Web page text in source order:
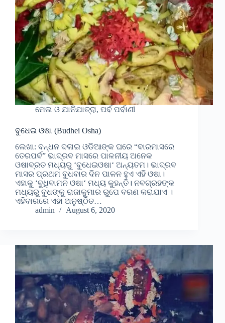
ମେଳା ଓ ଯାନିଯାତ୍ରା, ପର୍ବ ପର୍ବାଣୀ
ବୁଧେଇ ଓଷା (Budhei Osha)
ଲେଖା: ବନ୍ଧନ ଦଳାଇ ଓଡିଆଙ୍କ ଘରେ “ବାରମାସରେ
ତେରପର୍ବ” ଭାଦ୍ରବ ମାସରେ ପାଳନୀୟ ଅନେକ
ଓଷାବ୍ରତ ମଧ୍ୟରୁ ‘ବୁଧେଇଓଷା‘ ଅନ୍ୟତମ। ଭାଦ୍ରବ
ମାସର ପ୍ରଥମ ବୁଧବାର ଦିନ ପାଳନ ହୁଏ ଏହି ଓଷା।
ଏହାକୁ ‘ବୁଧିବାମନ ଓଷା‘ ମଧ୍ୟ କୁହନ୍ତି। ନବଗ୍ରହଙ୍କ
ମଧ୍ୟରୁ ବୁଧଙ୍କୁ ରାଜାକୁମାର ରୁପେ ବରଣ କରାଯାଏ ।
ଏହିବାରରେ ଏହା ଅନୁଷ୍ଠିତ…
admin
August 6, 2020